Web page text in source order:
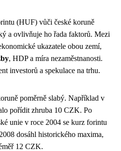
(HUF) vůči české koruně
a ovlivňuje ho řada faktorů. Mezi
ukazatele obou zemí,
, HDP a míra nezaměstnanosti.
investorů a spekulace na trhu.
poměrně slabý. Například v
pořídit zhruba 10 CZK. Po
unie v roce 2004 se kurz forintu
dosáhl historického maxima,
12 CZK.